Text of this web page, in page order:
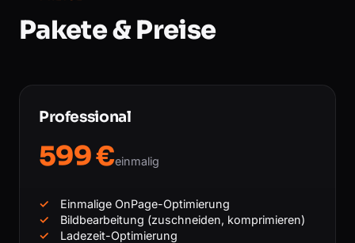
Pakete & Preise
Professional
599 €einmalig
Einmalige OnPage-Optimierung
Bildbearbeitung (zuschneiden, komprimieren)
Ladezeit-Optimierung